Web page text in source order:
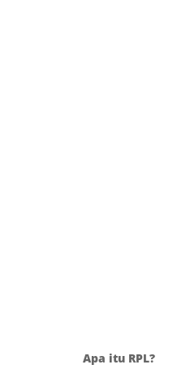
Apa itu RPL?